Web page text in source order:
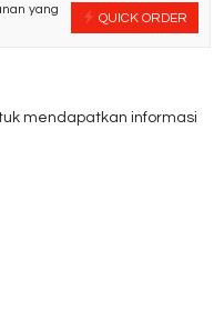
QUICK ORDER
yang
mendapatkan informasi